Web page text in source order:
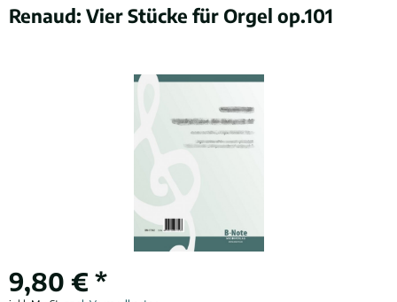
Renaud: Vier Stücke für Orgel op.101
9,80 € *